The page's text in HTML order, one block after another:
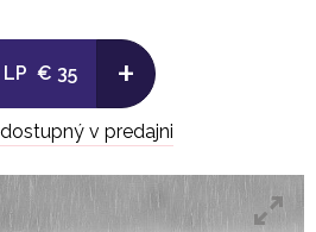
LP € 35 +
v predajni